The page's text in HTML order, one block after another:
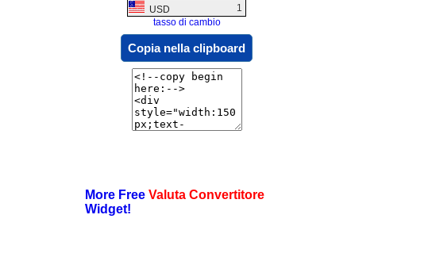
USD
1
tasso di cambio
Copia nella clipboard
More Free Valuta Convertitore
Widget!